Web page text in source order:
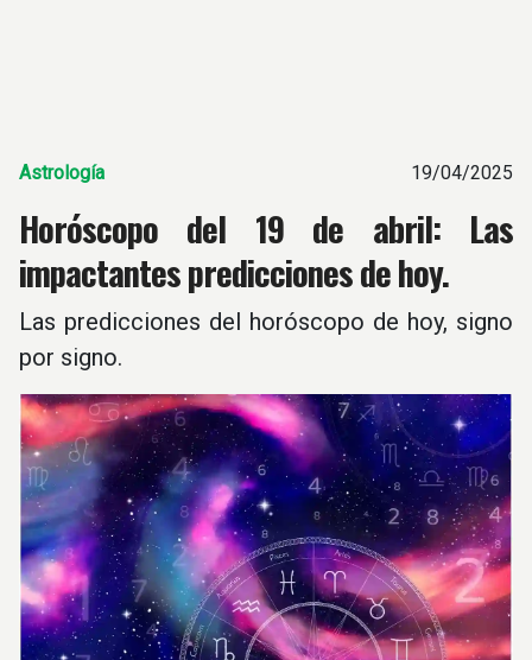
Astrología 19/04/2025
Horóscopo del 19 de abril: Las
impactantes predicciones de hoy.
Las predicciones del horóscopo de hoy, signo
por signo.